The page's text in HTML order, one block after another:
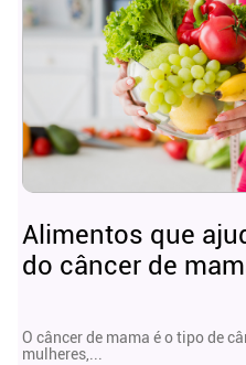
Alimentos que
do câncer de
O câncer de mama é o tipo de
mulheres,...